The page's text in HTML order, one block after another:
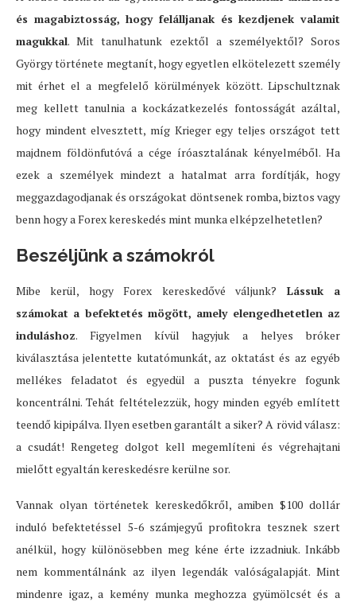
és magabiztosság, hogy felálljanak és kezdjenek valamit
magukkal. Mit tanulhatunk ezektől a személyektől? Soros
György története megtanít, hogy egyetlen elkötelezett személy
mit érhet el a megfelelő körülmények között. Lipschultznak
meg kellett tanulnia a kockázatkezelés fontosságát azáltal,
hogy mindent elvesztett, míg Krieger egy teljes országot tett
majdnem földönfutóvá a cége íróasztalának kényelméből. Ha
ezek a személyek mindezt a hatalmat arra fordítják, hogy
meggazdagodjanak és országokat döntsenek romba, biztos vagy
benn hogy a Forex kereskedés mint munka elképzelhetetlen?
Beszéljünk a számokról
Mibe kerül, hogy Forex kereskedővé váljunk? Lássuk a
számokat a befektetés mögött, amely elengedhetetlen az
induláshoz. Figyelmen kívül hagyjuk a helyes bróker
kiválasztása jelentette kutatómunkát, az oktatást és az egyéb
mellékes feladatot és egyedül a puszta tényekre fogunk
koncentrálni. Tehát feltételezzük, hogy minden egyéb említett
teendő kipipálva. Ilyen esetben garantált a siker? A rövid válasz:
a csudát! Rengeteg dolgot kell megemlíteni és végrehajtani
mielőtt egyaltán kereskedésre kerülne sor.
Vannak olyan történetek kereskedőkről, amiben $100 dollár
induló befektetéssel 5-6 számjegyű profitokra tesznek szert
anélkül, hogy különösebben meg kéne érte izzadniuk. Inkább
nem kommentálnánk az ilyen legendák valóságalapját. Mint
mindenre igaz, a kemény munka meghozza gyümölcsét és a